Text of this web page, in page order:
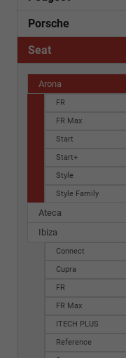
Porsche
Seat
Arona
FR
FR Max
Start
Start+
Style
Style Family
Ateca
Ibiza
Connect
Cupra
FR
FR Max
ITECH PLUS
Reference